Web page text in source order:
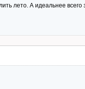
лето. А идеальнее всего